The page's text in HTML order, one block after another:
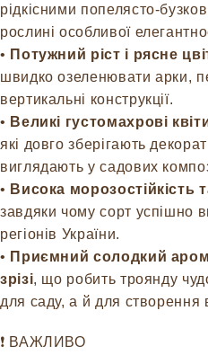
рідкісними попелясто-
рослині особливої
• Потужний ріст і рясне
швидко озеленювати арки,
вертикальні конструкції.
• Великі густомахрові
які довго зберігають
виглядають у садових
• Висока морозостійкість
завдяки чому сорт успішно
регіонів України.
• Приємний солодкий
зрізі, що робить троянду
для саду, а й для створення
❗️ ВАЖЛИВО